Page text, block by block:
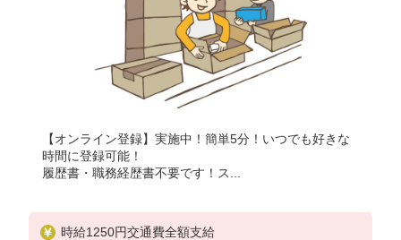
【オンライン登録】実施中！簡単5分！いつでも好きな
時間に登録可能！
履歴書・職務経歴書不要です！ス...
時給1250円交通費全額支給